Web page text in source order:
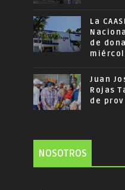
La
de
Juan
Rojas
de
NOSOTROS